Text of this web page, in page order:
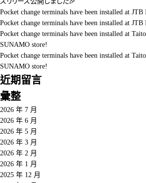
Pocket change terminals have been installed at
Pocket change terminals have been installed at
Pocket change terminals have been installed at
SUNAMO store!
Pocket change terminals have been installed at
SUNAMO store!
近期留言
彙整
2026 年 7 月
2026 年 6 月
2026 年 5 月
2026 年 3 月
2026 年 2 月
2026 年 1 月
2025 年 12 月